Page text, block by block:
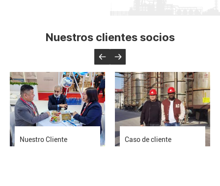
Nuestros clientes socios
Nuestro Cliente Caso de cliente